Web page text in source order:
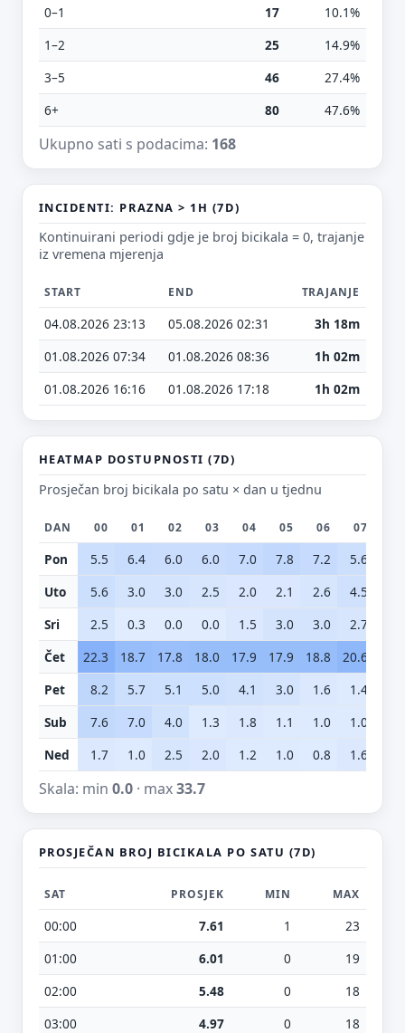
0–1 17
10.1%
1–2
25
14.9%
3–5
46
27.4%
6+
80 47.6%
Ukupno sati s podacima: 168
INCIDENTI: PRAZNA > 1H (7D)
Kontinuirani periodi gdje je broj bicikala = 0, trajanje
iz vremena mjerenja
START END TRAJANJE
04.08.2026 23:13 05.08.2026 02:31
3h 18m
01.08.2026 07:34
01.08.2026 08:36
1h 02m
01.08.2026 16:16
01.08.2026 17:18 1h 02m
HEATMAP DOSTUPNOSTI (7D)
Prosječan broj bicikala po satu × dan u tjednu
DAN 00 01 02 03 04 05 06 07
Pon 5.5 6.4 6.0 6.0 7.0 7.8 7.2 5.6
Uto
5.6 3.0 3.0 2.5 2.0 2.1 2.6 4.5
Sri
2.5 0.3 0.0 0.0 1.5 3.0 3.0 2.7
Čet
22.3 18.7 17.8 18.0 17.9 17.9 18.8 20.6
Pet
8.2 5.7 5.1 5.0 4.1 3.0 1.6 1.4
Sub
7.6 7.0 4.0 1.3 1.8 1.1 1.0 1.0
Ned
1.7 1.0 2.5 2.0 1.2 1.0 0.8 1.6
Skala: min 0.0· max33.7
PROSJEČAN BROJ BICIKALA PO SATU (7D)
SAT PROSJEK MIN MAX
00:00 7.61 1
23
01:00
6.01 0
19
02:00
5.48 0
18
03:00
4.97 0
18
E-mail (opcionalno)
Ne moraš upisati e-mail — prijedlog možeš poslati i anonimno.
Odustani Pošalji